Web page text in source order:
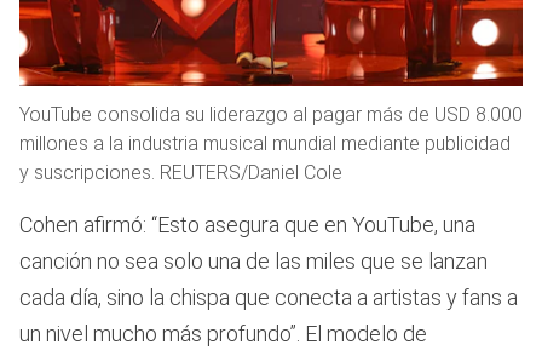
YouTube consolida su liderazgo al pagar más de USD 8.000
millones a la industria musical mundial mediante publicidad
y suscripciones. REUTERS/Daniel Cole
Cohen afirmó: “Esto asegura que en YouTube, una
canción no sea solo una de las miles que se lanzan
cada día, sino la chispa que conecta a artistas y fans a
un nivel mucho más profundo”. El modelo de